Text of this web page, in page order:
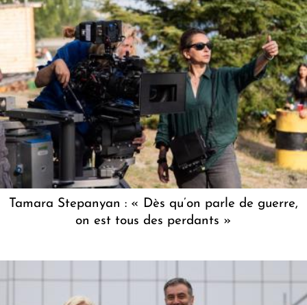
Tamara Stepanyan : « Dès qu’on parle de guerre,
on est tous des perdants »